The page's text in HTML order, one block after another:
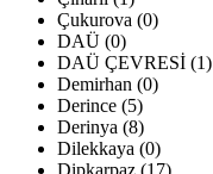
Çukurova (0)
DAÜ (0)
DAÜ ÇEVRESİ (1)
Demirhan (0)
Derince (5)
Derinya (8)
Dilekkaya (0)